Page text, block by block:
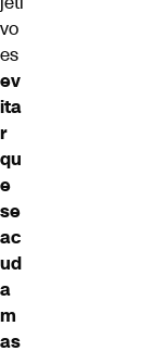
vo
es
ev
ita
r
qu
e
se
ac
ud
a
m
as